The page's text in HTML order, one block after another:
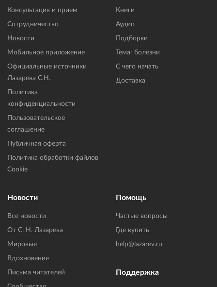
Консультация и прием
Сотрудничество
Новости
Мобильное приложение
Официальные источники
Лазарева С.Н.
Политика
конфиденциальности
Пользовательское
соглашение
Публичная оферта
Политика обработки файлов
Cookie
Книги
Аудио
Подборки
Тема: болезни
С чего начать
Доставка
Новости
Все новости
От С. Н. Лазарева
Мировые
Вдохновение
Письма читателей
Помощь
Частые вопросы
Где купить
help@lazarev.ru
Поддержка